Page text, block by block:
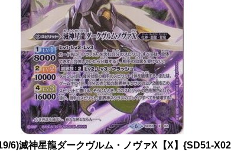
6)滅神星龍ダークヴルム・ノヴァX【X】{SD51-